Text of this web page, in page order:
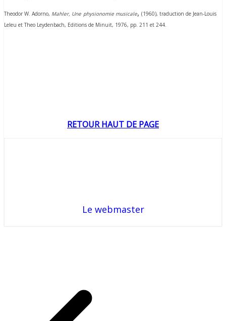
Theodor W. Adorno, Mahler, Une physionomie musicale, (1960), traduction de Jean-Louis
Leleu et Theo Leydenbach, Editions de Minuit, 1976, pp. 211 et 244.
RETOUR HAUT DE PAGE
Le webmaster